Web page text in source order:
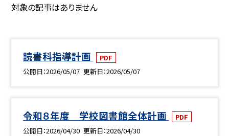
対象の記事はありません
読書科指導計画
PDF
公開日 2026/05/07 更新日 2026/05/07
令和８年度 学校図書館全体計画
PDF
公開日 2026/04/30 更新日 2026/04/30